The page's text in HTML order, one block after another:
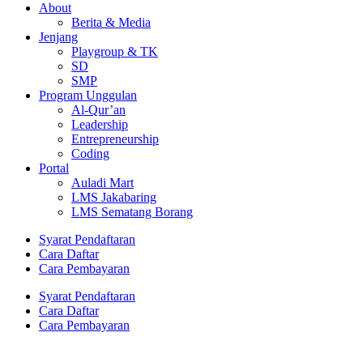
About
Berita & Media
Jenjang
Playgroup & TK
SD
SMP
Program Unggulan
Al-Qur’an
Leadership
Entrepreneurship
Coding
Portal
Auladi Mart
LMS Jakabaring
LMS Sematang Borang
Syarat Pendaftaran
Cara Daftar
Cara Pembayaran
Syarat Pendaftaran
Cara Daftar
Cara Pembayaran